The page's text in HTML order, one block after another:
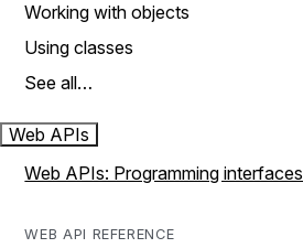
Working with objects
Using classes
See all…
Web APIs
Web APIs: Programming interfaces
WEB API REFERENCE